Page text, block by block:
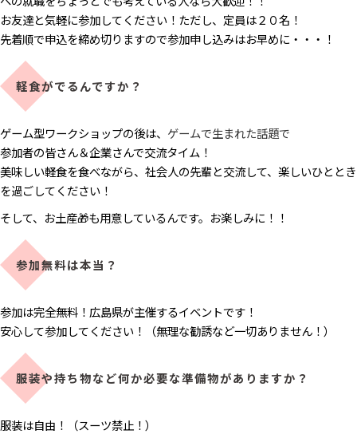
お友達と気軽に参加してください！ただし、定員は２０名！
先着順で申込を締め切りますので参加申し込みはお早めに・・・！
軽食がでるんですか？
ゲーム型ワークショップの後は、 ゲームで生まれた話題で
参加者の皆さん＆企業さんで交流タイム！
美味しい軽食を食べながら、社会人の先輩と交流して、楽しいひととき
を過ごしてください！
そして、お土産🎁も用意しているんです。お楽しみに！！
参加無料は本当？
参加は完全無料！広島県が主催するイベントです！
安心して参加してください！（無理な勧誘など一切ありません！）
服装や持ち物など何か必要な準備物がありますか？
服装は自由！（スーツ禁止！）